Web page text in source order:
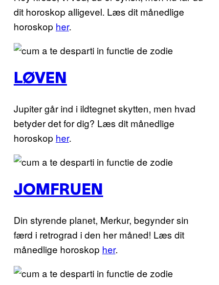
dit horoskop alligevel. Læs dit månedlige
horoskop her.
LØVEN
Jupiter går ind i ildtegnet skytten, men hvad
betyder det for dig? Læs dit månedlige
horoskop her.
JOMFRUEN
Din styrende planet, Merkur, begynder sin
færd i retrograd i den her måned! Læs dit
månedlige horoskop her.